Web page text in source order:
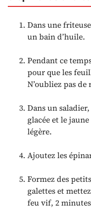
Dans une
un bain d’huile.
Pendant ce
pour que les
N’oubliez pas
Dans un
glacée et le
légère.
Ajoutez les
Formez des
galettes et
feu vif, 2